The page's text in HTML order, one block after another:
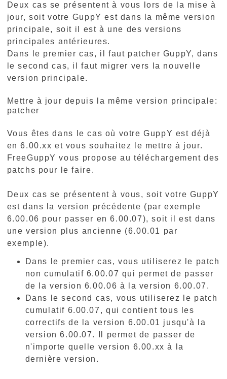
Deux cas se présentent à vous lors de la mise à
jour, soit votre GuppY est dans la même version
principale, soit il est à une des versions
principales antérieures.
Dans le premier cas, il faut patcher GuppY, dans
le second cas, il faut migrer vers la nouvelle
version principale.
Mettre à jour depuis la même version principale:
patcher
Vous êtes dans le cas où votre GuppY est déjà
en 6.00.xx et vous souhaitez le mettre à jour.
FreeGuppY vous propose au téléchargement des
patchs pour le faire.
Deux cas se présentent à vous, soit votre GuppY
est dans la version précédente (par exemple
6.00.06 pour passer en 6.00.07), soit il est dans
une version plus ancienne (6.00.01 par
exemple).
Dans le premier cas, vous utiliserez le patch
non cumulatif 6.00.07 qui permet de passer
de la version 6.00.06 à la version 6.00.07.
Dans le second cas, vous utiliserez le patch
cumulatif 6.00.07, qui contient tous les
correctifs de la version 6.00.01 jusqu'à la
version 6.00.07. Il permet de passer de
n'importe quelle version 6.00.xx à la
dernière version.